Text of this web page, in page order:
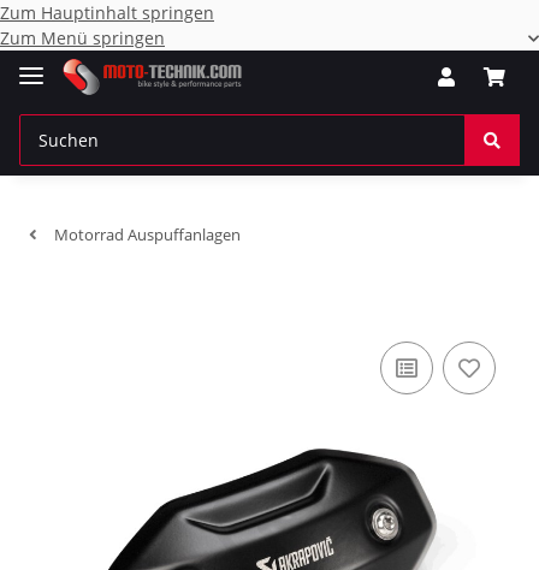
Zum Hauptinhalt springen
Zum Menü springen
Motorrad Auspuffanlagen